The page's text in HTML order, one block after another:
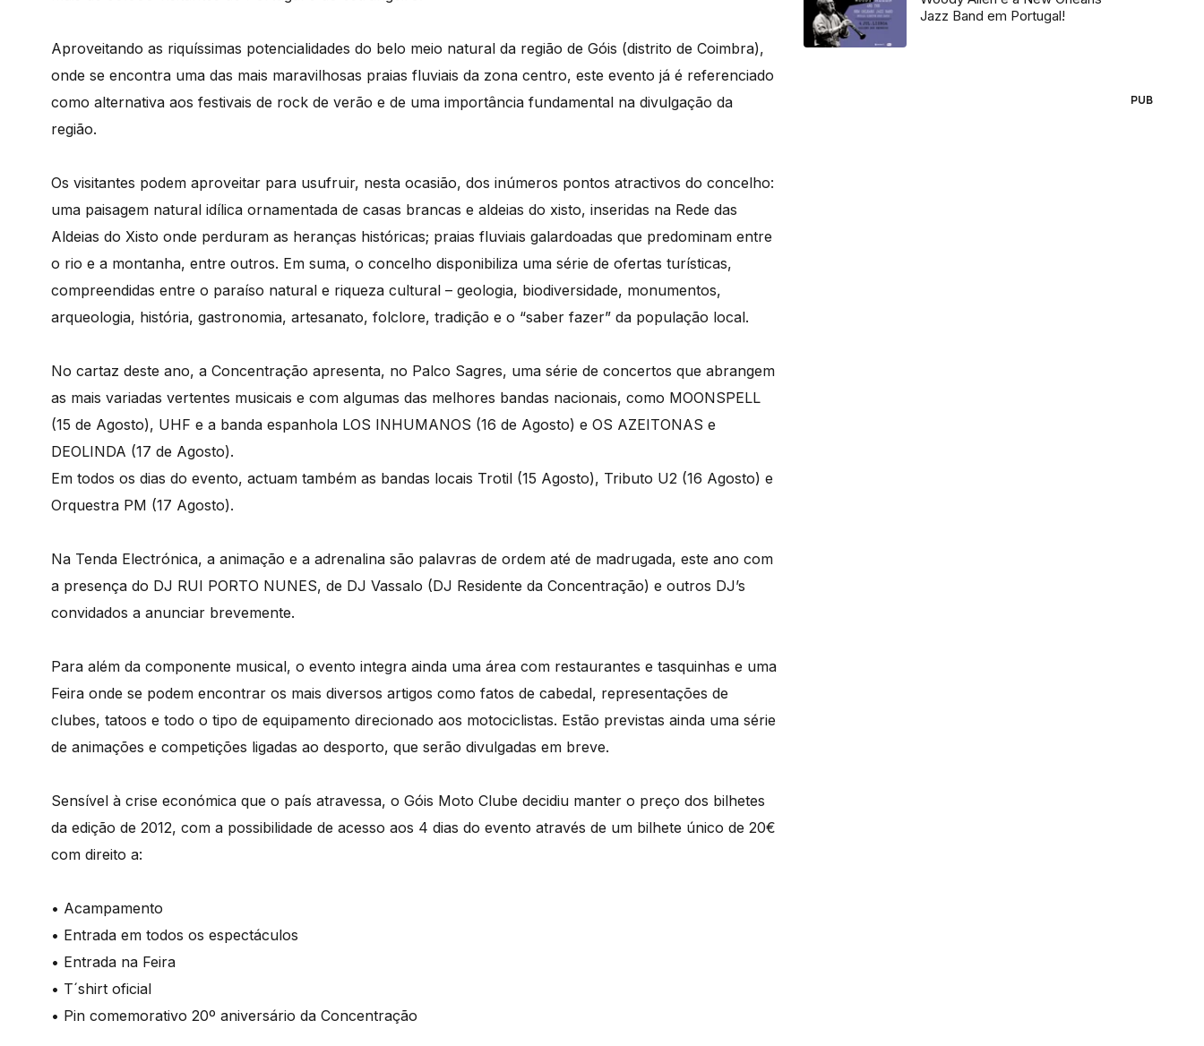
Aproveitando as riquíssimas potencialidades do belo meio natural da região de Góis (distrito de Coimbra),
onde se encontra uma das mais maravilhosas praias fluviais da zona centro, este evento já é referenciado
como alternativa aos festivais de rock de verão e de uma importância fundamental na divulgação da
região.
Os visitantes podem aproveitar para usufruir, nesta ocasião, dos inúmeros pontos atractivos do concelho:
uma paisagem natural idílica ornamentada de casas brancas e aldeias do xisto, inseridas na Rede das
Aldeias do Xisto onde perduram as heranças históricas; praias fluviais galardoadas que predominam entre
o rio e a montanha, entre outros. Em suma, o concelho disponibiliza uma série de ofertas turísticas,
compreendidas entre o paraíso natural e riqueza cultural – geologia, biodiversidade, monumentos,
arqueologia, história, gastronomia, artesanato, folclore, tradição e o “saber fazer” da população local.
No cartaz deste ano, a Concentração apresenta, no Palco Sagres, uma série de concertos que abrangem
as mais variadas vertentes musicais e com algumas das melhores bandas nacionais, como MOONSPELL
(15 de Agosto), UHF e a banda espanhola LOS INHUMANOS (16 de Agosto) e OS AZEITONAS e
DEOLINDA (17 de Agosto).
Em todos os dias do evento, actuam também as bandas locais Trotil (15 Agosto), Tributo U2 (16 Agosto) e
Orquestra PM (17 Agosto).
Na Tenda Electrónica, a animação e a adrenalina são palavras de ordem até de madrugada, este ano com
a presença do DJ RUI PORTO NUNES, de DJ Vassalo (DJ Residente da Concentração) e outros DJ’s
convidados a anunciar brevemente.
Para além da componente musical, o evento integra ainda uma área com restaurantes e tasquinhas e uma
Feira onde se podem encontrar os mais diversos artigos como fatos de cabedal, representações de
clubes, tatoos e todo o tipo de equipamento direcionado aos motociclistas. Estão previstas ainda uma série
de animações e competições ligadas ao desporto, que serão divulgadas em breve.
Sensível à crise económica que o país atravessa, o Góis Moto Clube decidiu manter o preço dos bilhetes
da edição de 2012, com a possibilidade de acesso aos 4 dias do evento através de um bilhete único de 20€
com direito a:
• Acampamento
• Entrada em todos os espectáculos
• Entrada na Feira
• T´shirt oficial
• Pin comemorativo 20º aniversário da Concentração
Jazz Band em Portugal!
PUB